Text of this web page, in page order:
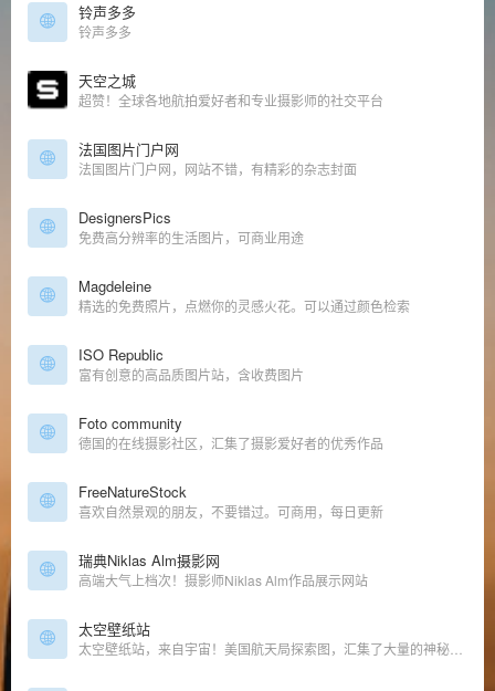
铃声多多
铃声多多
天空之城
超赞！全球各地航拍爱好者和专业摄影师的社交平台
法国图片门户网
法国图片门户网，网站不错，有精彩的杂志封面
DesignersPics
免费高分辨率的生活图片，可商业用途
Magdeleine
精选的免费照片，点燃你的灵感火花。可以通过颜色检索
ISO Republic
富有创意的高品质图片站，含收费图片
Foto community
德国的在线摄影社区，汇集了摄影爱好者的优秀作品
FreeNatureStock
喜欢自然景观的朋友，不要错过。可商用，每日更新
瑞典Niklas Alm摄影网
高端大气上档次！摄影师Niklas Alm作品展示网站
太空壁纸站